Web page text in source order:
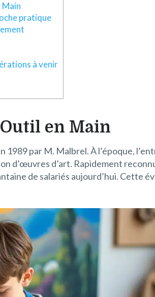
Main
pratique
à venir
en Main
par M. Malbrel. À l’époque,
d’œuvres d’art. Rapidement
de salariés aujourd’hui. Cette